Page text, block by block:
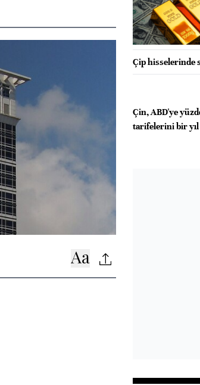
Çip hisselerinde
Çin, ABD'ye
tarifelerini bir yıl